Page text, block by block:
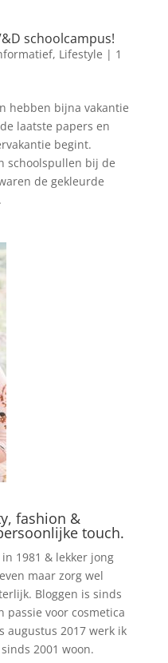
schoolcampus!
, Lifestyle | 1
hebben bijna vakantie
laatste papers en
begint.
schoolspullen bij de
de gekleurde
fashion &
touch.
1981 & lekker jong
maar zorg wel
Bloggen is sinds
passie voor cosmetica
augustus 2017 werk ik
2001 woon.